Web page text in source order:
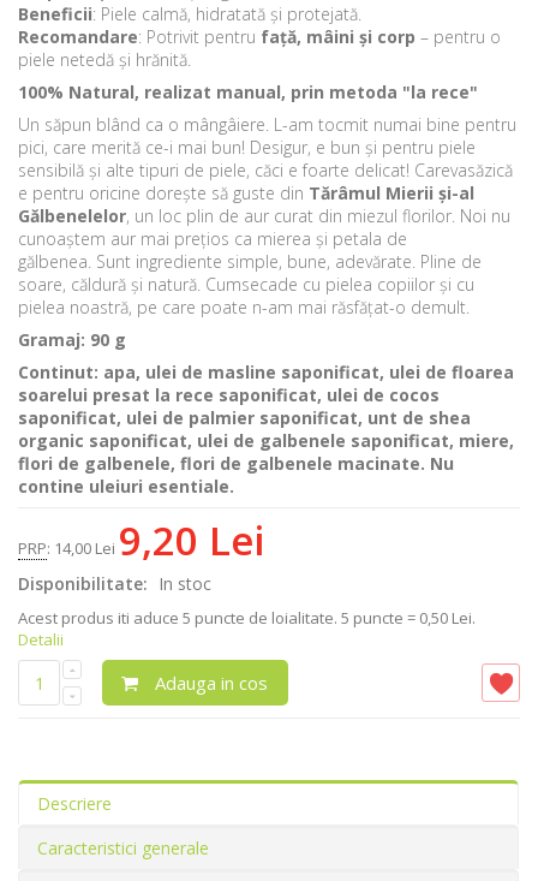
Beneficii: Piele calmă, hidratată și protejată.
Recomandare: Potrivit pentru față, mâini și corp – pentru o
piele netedă și hrănită.
100% Natural, realizat manual, prin metoda "la rece"
Un săpun blând ca o mângâiere. L-am tocmit numai bine pentru
pici, care merită ce-i mai bun! Desigur, e bun și pentru piele
sensibilă și alte tipuri de piele, căci e foarte delicat! Carevasăzică
e pentru oricine dorește să guste din Tărâmul Mierii și-al
Gălbenelelor, un loc plin de aur curat din miezul florilor. Noi nu
cunoaștem aur mai prețios ca mierea și petala de
gălbenea. Sunt ingrediente simple, bune, adevărate. Pline de
soare, căldură și natură. Cumsecade cu pielea copiilor și cu
pielea noastră, pe care poate n-am mai răsfățat-o demult.
Gramaj: 90 g
Continut: apa, ulei de masline saponificat, ulei de floarea
soarelui presat la rece saponificat, ulei de cocos
saponificat, ulei de palmier saponificat, unt de shea
organic saponificat, ulei de galbenele saponificat, miere,
flori de galbenele, flori de galbenele macinate. Nu
contine uleiuri esentiale.
PRP: 14,00 Lei 9,20 Lei
Disponibilitate: In stoc
Acest produs iti aduce 5 puncte de loialitate. 5 puncte = 0,50 Lei.
Detalii
Adauga in cos
Descriere
Caracteristici generale